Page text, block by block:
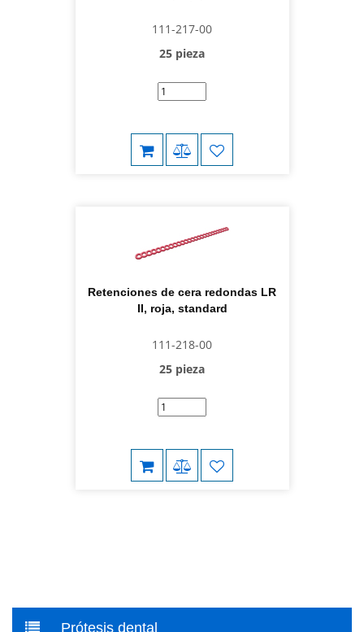
111-217-00
25 pieza
Retenciones de cera redondas LR
II, roja, standard
111-218-00
25 pieza
Prótesis dental